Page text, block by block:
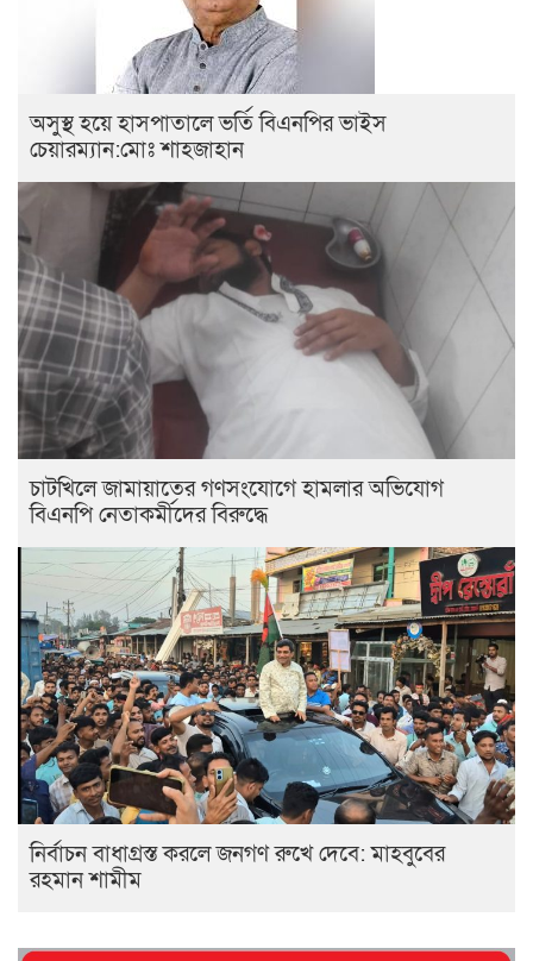
অসুস্থ হয়ে হাসপাতালে ভর্তি বিএনপির ভাইস
চেয়ারম্যান:মোঃ শাহজাহান
চাটখিলে জামায়াতের গণসংযোগে হামলার অভিযোগ
বিএনপি নেতাকর্মীদের বিরুদ্ধে
নির্বাচন বাধাগ্রস্ত করলে জনগণ রুখে দেবে: মাহবুবের
রহমান শামীম